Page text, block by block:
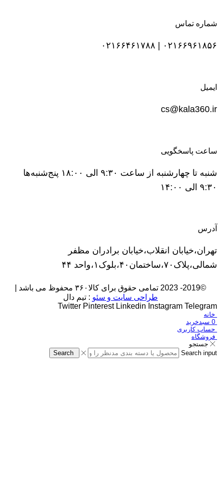
شماره تماس
۰۲۱۶۶۹۶۱۸۵۶ | ۰۲۱۶۶۴۶۱۷۸۸
ایمیل
cs@kala360.ir
ساعت پاسخگویی
شنبه تا چهارشنبه از ساعت ۹:۳۰ الی ۱۸:۰۰ پنج‌شنبه‌ها
۹:۳۰ الی ۱۴:۰۰
آدرس
تهران،خیابان انقلاب،خیابان برادران مظفر
شمالی،پلاک۷۰،ساختمان۴۰،بلوک۱،واحد ۴۴
©2019- 2023 تمامی حقوق برای کالا۳۶۰ محفوظ می باشد |
طراحی سایت و سئو : تیم دال
Twitter Pinterest Linkedin Instagram Telegram
خانه
0 سبدخرید
حساب کاربری
فروشگاه
جستجو
Search input
Search